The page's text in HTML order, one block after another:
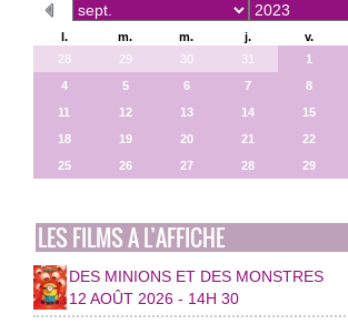
l. m. m. j. v.
28
29 30 31 1
4
5 6 7 8
11
12 13 14 15
18
19 20 21 22
25
26 27 28 29
LES FILMS A L’AFFICHE
DES MINIONS ET DES MONSTRES
12 AOÛT 2026 - 14H 30